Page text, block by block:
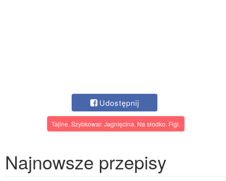
Udostępnij
Tajine. Szybkowar. Jagnięcina. Na słodko. Figi.
Najnowsze przepisy